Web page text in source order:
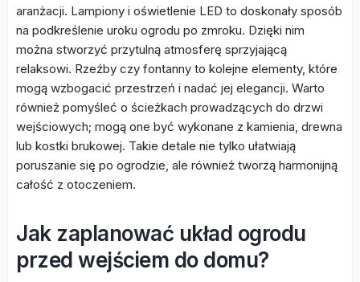
aranżacji. Lampiony i oświetlenie LED to doskonały sposób
na podkreślenie uroku ogrodu po zmroku. Dzięki nim
można stworzyć przytulną atmosferę sprzyjającą
relaksowi. Rzeźby czy fontanny to kolejne elementy, które
mogą wzbogacić przestrzeń i nadać jej elegancji. Warto
również pomyśleć o ścieżkach prowadzących do drzwi
wejściowych; mogą one być wykonane z kamienia, drewna
lub kostki brukowej. Takie detale nie tylko ułatwiają
poruszanie się po ogrodzie, ale również tworzą harmonijną
całość z otoczeniem.
Jak zaplanować układ ogrodu
przed wejściem do domu?